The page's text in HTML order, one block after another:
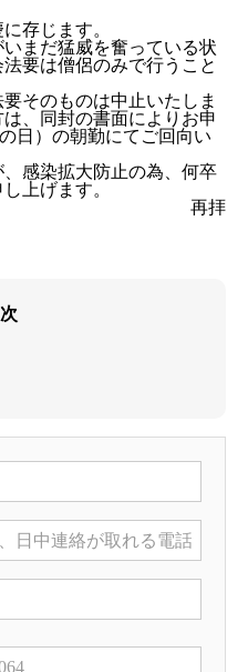
存じます。
まだ猛威を奮っている状
要は僧侶のみで行うこと
そのものは中止いたしま
、同封の書面によりお申
日）の朝勤にてご回向い
感染拡大防止の為、何卒
上げます。
再拝